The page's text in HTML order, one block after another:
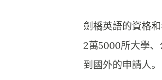
劍橋英語的資格
2萬5000所大學、
到國外的申請人。